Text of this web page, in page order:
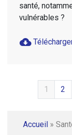
santé,
vulnérables ?
cloud_download
1 2
Accueil »